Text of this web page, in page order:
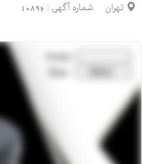
تهران شماره آگهی : 10896